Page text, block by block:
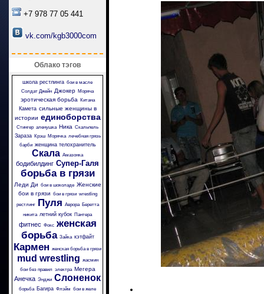
+7 978 77 05 441
vk.com/kgb3000com
Облако тэгов
школа рестлинга бои в масле
Солдат Джейн Джокер Моряча
эротическая борьба Китана
Камета сильные женщины в
истории единоборства
Стингер аленушка Ника Скальпель
Зараза Крэш Морячка лечебная грязь
барби женщина телохранитель
Скала Амазонка
бодибилдинг Супер-Галя
борьба в грязи
Леди Ди бои в шоколаде Женские
бои в грязи бои в грязи wrestling
рестлинг
Пуля Аврора
Беретта
никита летний кубок Пантера
фитнес Фокс женская
борьба Зайка кэтфайт
Кармен женская борьба в грязи
mud wrestling жасмин
бои без правил электра Мегера
Анечка Энджи Слоненок
борьба Багира Флэйм бои в желе